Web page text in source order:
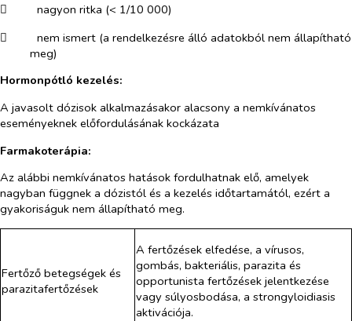
​
nagyon ritka (< 1/10 000)
​
nem ismert (a rendelkezésre álló adatokból nem állapítható
meg)
Hormonpótló kezelés:
A javasolt dózisok alkalmazásakor alacsony a nemkívánatos
eseményeknek előfordulásának kockázata
Farmakoterápia:
Az alábbi nemkívánatos hatások fordulhatnak elő, amelyek
nagyban függnek a dózistól és a kezelés időtartamától, ezért a
gyakoriságuk nem állapítható meg.
Fertőző betegségek és
parazitafertőzések
A fertőzések elfedése, a vírusos,
gombás, bakteriális, parazita és
opportunista fertőzések jelentkezése
vagy súlyosbodása, a strongyloidiasis
aktivációja.